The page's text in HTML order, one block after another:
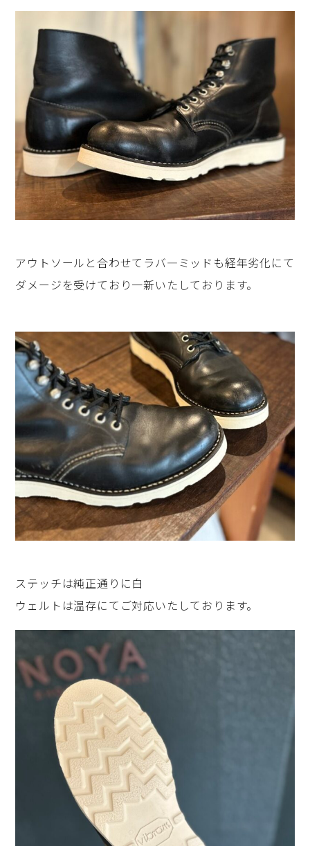
アウトソールと合わせてラバ―ミッドも経年劣化にて
ダメージを受けており一新いたしております。
ステッチは純正通りに白
ウェルトは温存にてご対応いたしております。